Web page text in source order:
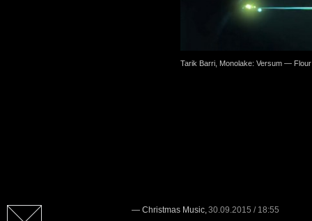
Tarik Barri, Monolake: Versum — Flour
— Christmas Music,30.09.2015 / 18:55